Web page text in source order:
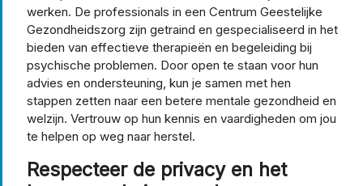
werken. De professionals in een Centrum Geestelijke
Gezondheidszorg zijn getraind en gespecialiseerd in het
bieden van effectieve therapieën en begeleiding bij
psychische problemen. Door open te staan voor hun
advies en ondersteuning, kun je samen met hen
stappen zetten naar een betere mentale gezondheid en
welzijn. Vertrouw op hun kennis en vaardigheden om jou
te helpen op weg naar herstel.
Respecteer de privacy en het